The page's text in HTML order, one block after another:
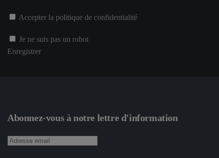
Accepter la politique de confidentialité
Je ne suis pas un robot
Enregistrer
Abonnez-vous à notre lettre d'information